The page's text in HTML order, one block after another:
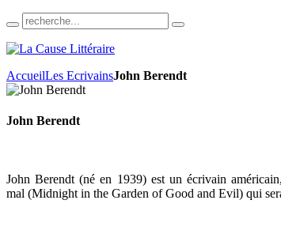
AccueilLes EcrivainsJohn Berendt
John Berendt
John Berendt (né en 1939) est un écrivain
mal (Midnight in the Garden of Good and Evil) qui